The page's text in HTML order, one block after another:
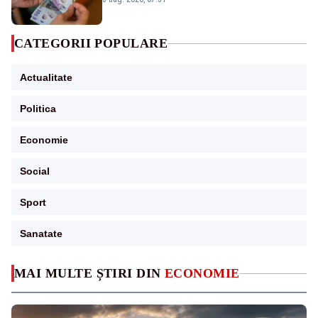
MAI MULTE ȘTIRI DIN ECONOMIE
CATEGORII POPULARE
Actualitate
Politica
Economie
Social
Sport
Sanatate